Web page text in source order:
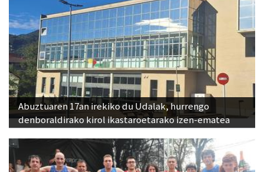
Abuztuaren 17an irekiko du Udalak, hurrengo
denboraldirako kirol ikastaroetarako izen-ematea